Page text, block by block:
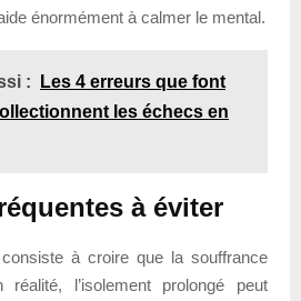
énormément à calmer le mental.
:
Les 4 erreurs que font
les échecs en
à éviter
à croire que la souffrance
l’isolement prolongé peut